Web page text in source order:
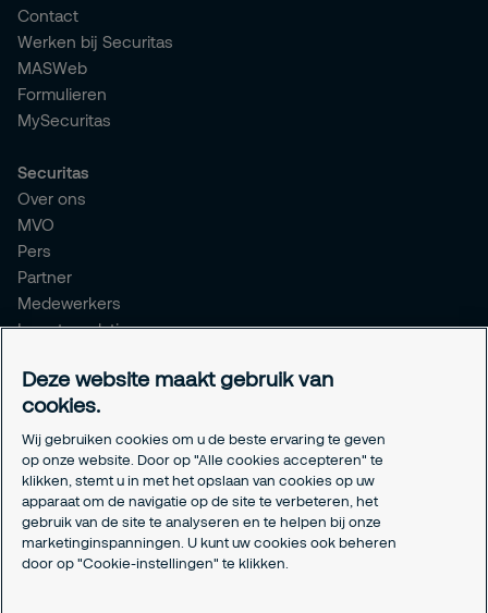
Contact
Werken bij Securitas
MASWeb
Formulieren
MySecuritas
Securitas
Over ons
MVO
Pers
Partner
Medewerkers
Investor relations
Certificeringen
Aanmeldformulieren installatiepartners
Juridisch
Privacyverklaring
Algemene voorwaarden
Responsible disclosure
Cookie-instellingen
Deze website maakt gebruik van
cookies.
Wij gebruiken cookies om u de beste ervaring te geven
op onze website. Door op "Alle cookies accepteren" te
klikken, stemt u in met het opslaan van cookies op uw
apparaat om de navigatie op de site te verbeteren, het
gebruik van de site te analyseren en te helpen bij onze
marketinginspanningen. U kunt uw cookies ook beheren
door op "Cookie-instellingen" te klikken.